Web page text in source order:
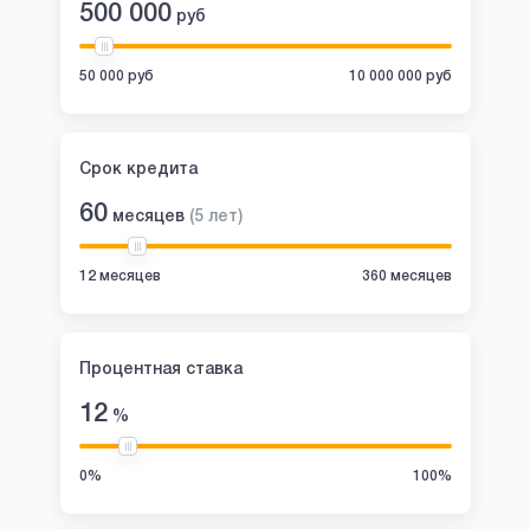
500 000 руб
50 000 руб 10 000 000 руб
Срок кредита
60 месяцев (5 лет)
12 месяцев 360 месяцев
Процентная ставка
12%
0% 100%